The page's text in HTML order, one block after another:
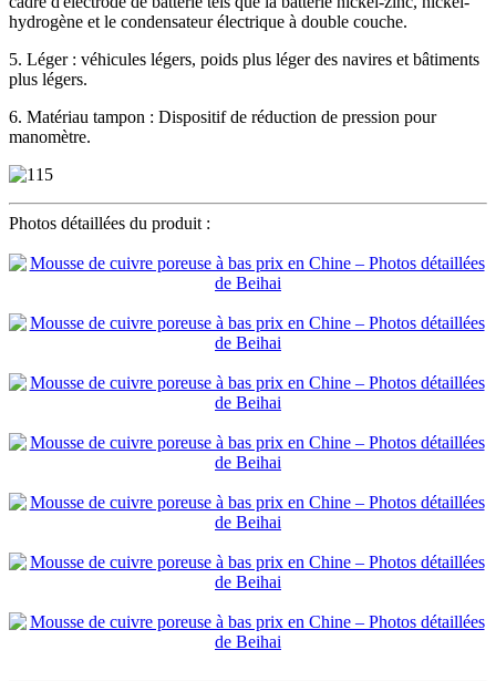
hydrogène et le condensateur électrique à double couche.
5. Léger : véhicules légers, poids plus léger des navires et bâtiments
plus légers.
6. Matériau tampon : Dispositif de réduction de pression pour
manomètre.
Photos détaillées du produit :